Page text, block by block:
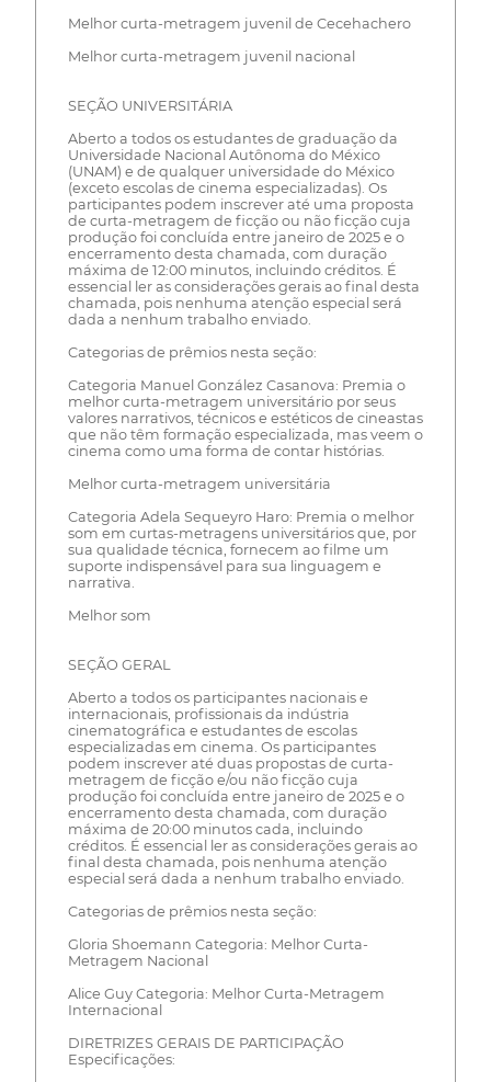
Melhor curta-metragem juvenil de Cecehachero
Melhor curta-metragem juvenil nacional
SEÇÃO UNIVERSITÁRIA
Aberto a todos os estudantes de graduação da
Universidade Nacional Autônoma do México
(UNAM) e de qualquer universidade do México
(exceto escolas de cinema especializadas). Os
participantes podem inscrever até uma proposta
de curta-metragem de ficção ou não ficção cuja
produção foi concluída entre janeiro de 2025 e o
encerramento desta chamada, com duração
máxima de 12:00 minutos, incluindo créditos. É
essencial ler as considerações gerais ao final desta
chamada, pois nenhuma atenção especial será
dada a nenhum trabalho enviado.
Categorias de prêmios nesta seção:
Categoria Manuel González Casanova: Premia o
melhor curta-metragem universitário por seus
valores narrativos, técnicos e estéticos de cineastas
que não têm formação especializada, mas veem o
cinema como uma forma de contar histórias.
Melhor curta-metragem universitária
Categoria Adela Sequeyro Haro: Premia o melhor
som em curtas-metragens universitários que, por
sua qualidade técnica, fornecem ao filme um
suporte indispensável para sua linguagem e
narrativa.
Melhor som
SEÇÃO GERAL
Aberto a todos os participantes nacionais e
internacionais, profissionais da indústria
cinematográfica e estudantes de escolas
especializadas em cinema. Os participantes
podem inscrever até duas propostas de curta-
metragem de ficção e/ou não ficção cuja
produção foi concluída entre janeiro de 2025 e o
encerramento desta chamada, com duração
máxima de 20:00 minutos cada, incluindo
créditos. É essencial ler as considerações gerais ao
final desta chamada, pois nenhuma atenção
especial será dada a nenhum trabalho enviado.
Categorias de prêmios nesta seção:
Gloria Shoemann Categoria: Melhor Curta-
Metragem Nacional
Alice Guy Categoria: Melhor Curta-Metragem
Internacional
DIRETRIZES GERAIS DE PARTICIPAÇÃO
Especificações: